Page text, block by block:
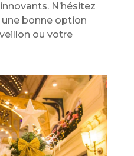
N’hésitez
bonne option
ou votre